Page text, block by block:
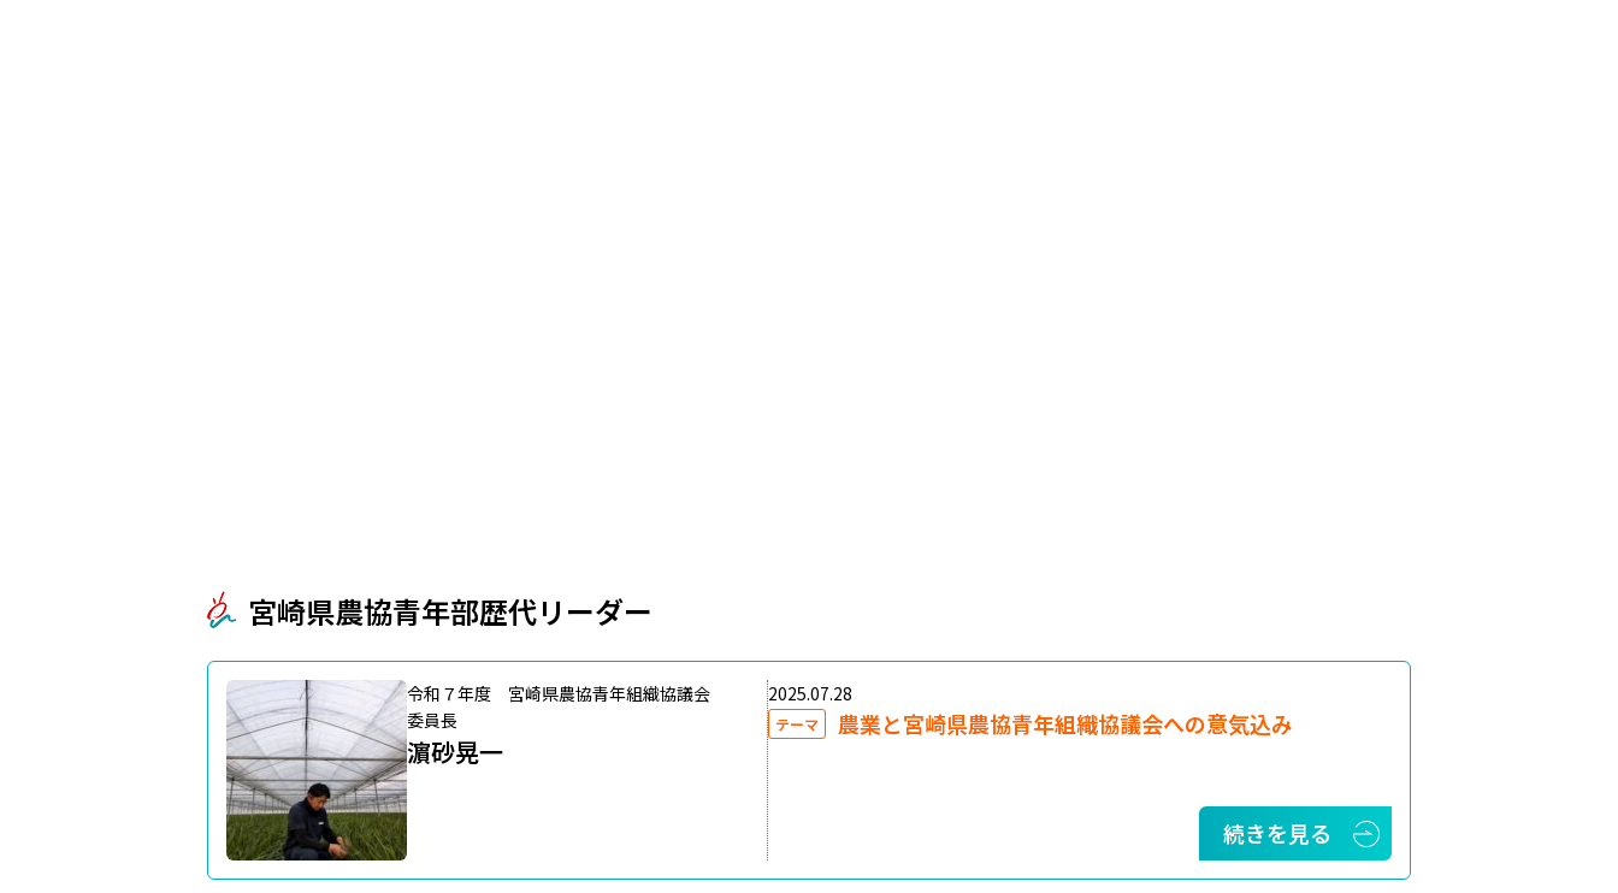
宮崎県農協青年部歴代リーダー
令和７年度 宮崎県農協青年組織協議会
委員長
濵砂晃一
2025.07.28
テーマ 農業と宮崎県農協青年組織協議会への意気込み
続きを見る